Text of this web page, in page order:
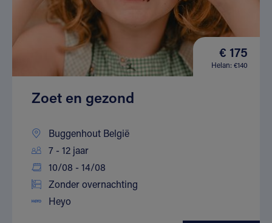
€ 175
Helan: €140
Zoet en gezond
Buggenhout België
7 - 12 jaar
10/08 - 14/08
Zonder overnachting
Heyo